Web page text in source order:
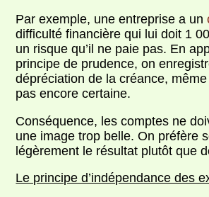
Par exemple, une entreprise a un
difficulté financière qui lui doit 1
un risque qu’il ne paie pas. En
principe de prudence, on
dépréciation de la créance, même
pas encore certaine.
Conséquence, les comptes ne
une image trop belle. On préfère
légèrement le résultat plutôt que
Le principe d’indépendance des